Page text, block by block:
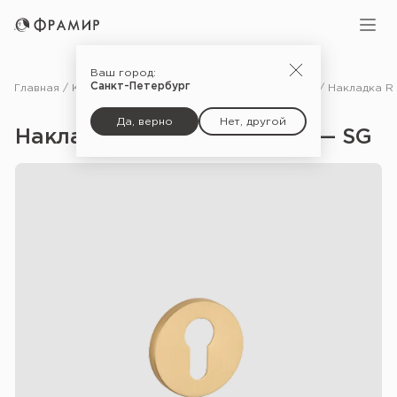
Ваш город:
Санкт-Петербург
Да, верно Нет, другой
Главная Каталог Фурнитура
Накладка R 7S PZ Comfort — SG